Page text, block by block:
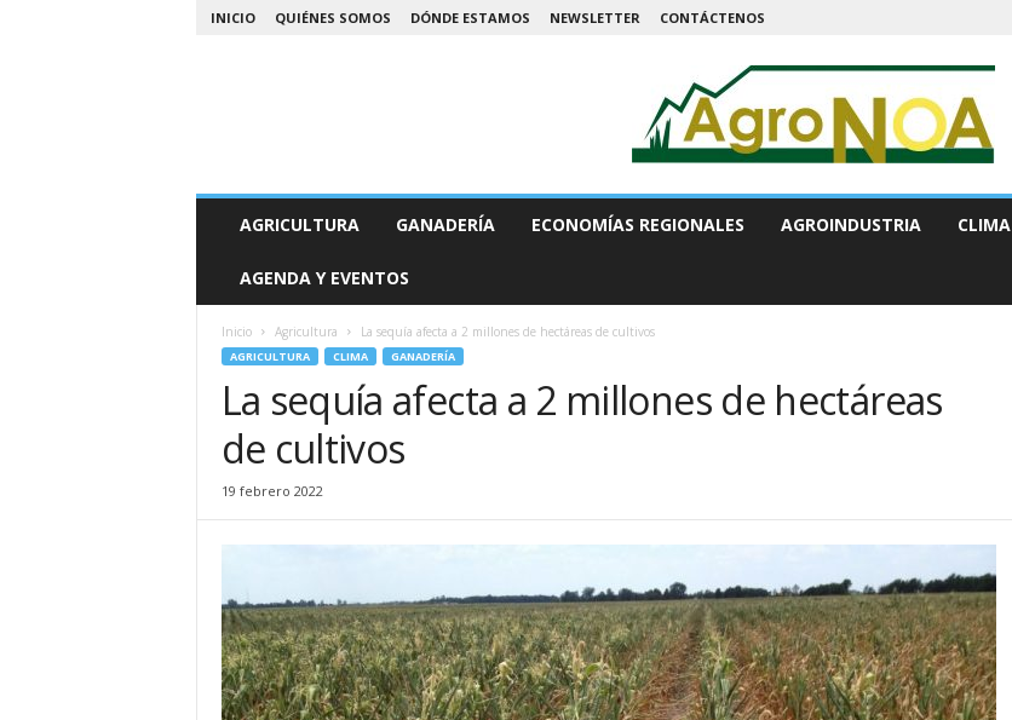
INICIO QUIÉNES SOMOS DÓNDE ESTAMOS NEWSLETTER CONTÁCTENOS
N
AGRICULTURA GANADERÍA ECONOMÍAS REGIONALES AGROINDUSTRIA CLIMA
AGENDA Y EVENTOS
Inicio Agricultura La sequía afecta a 2 millones de hectáreas de cultivos
AGRICULTURA CLIMA GANADERÍA
La sequía afecta a 2 millones de hectáreas
de cultivos
19 febrero 2022